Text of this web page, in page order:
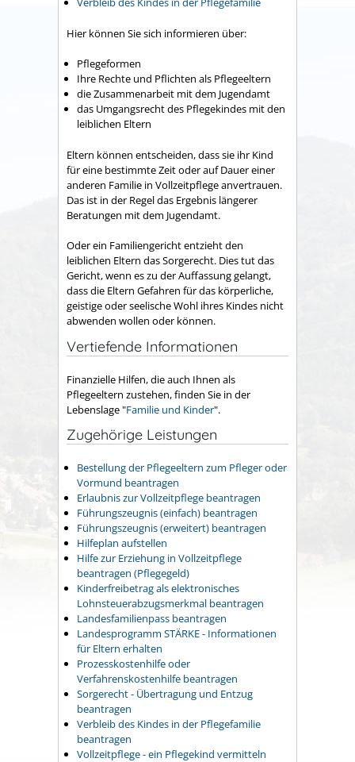
Hier können Sie sich informieren über:
Pflegeformen
Ihre Rechte und Pflichten als Pflegeeltern
die Zusammenarbeit mit dem Jugendamt
das Umgangsrecht des Pflegekindes mit den
leiblichen Eltern
Eltern können entscheiden, dass sie ihr Kind
für eine bestimmte Zeit oder auf Dauer einer
anderen Familie in Vollzeitpflege anvertrauen.
Das ist in der Regel das Ergebnis längerer
Beratungen mit dem Jugendamt.
Oder ein Familiengericht entzieht den
leiblichen Eltern das Sorgerecht. Dies tut das
Gericht, wenn es zu der Auffassung gelangt,
dass die Eltern Gefahren für das körperliche,
geistige oder seelische Wohl ihres Kindes nicht
abwenden wollen oder können.
Vertiefende Informationen
Finanzielle Hilfen, die auch Ihnen als
Pflegeeltern zustehen, finden Sie in der
Lebenslage "Familie und Kinder".
Zugehörige Leistungen
Bestellung der Pflegeeltern zum Pfleger oder
Vormund beantragen
Erlaubnis zur Vollzeitpflege beantragen
Führungszeugnis (einfach) beantragen
Führungszeugnis (erweitert) beantragen
Hilfeplan aufstellen
Hilfe zur Erziehung in Vollzeitpflege
beantragen (Pflegegeld)
Kinderfreibetrag als elektronisches
Lohnsteuerabzugsmerkmal beantragen
Landesfamilienpass beantragen
Landesprogramm STÄRKE - Informationen
für Eltern erhalten
Prozesskostenhilfe oder
Verfahrenskostenhilfe beantragen
Sorgerecht - Übertragung und Entzug
beantragen
Verbleib des Kindes in der Pflegefamilie
beantragen
Vollzeitpflege - ein Pflegekind vermitteln